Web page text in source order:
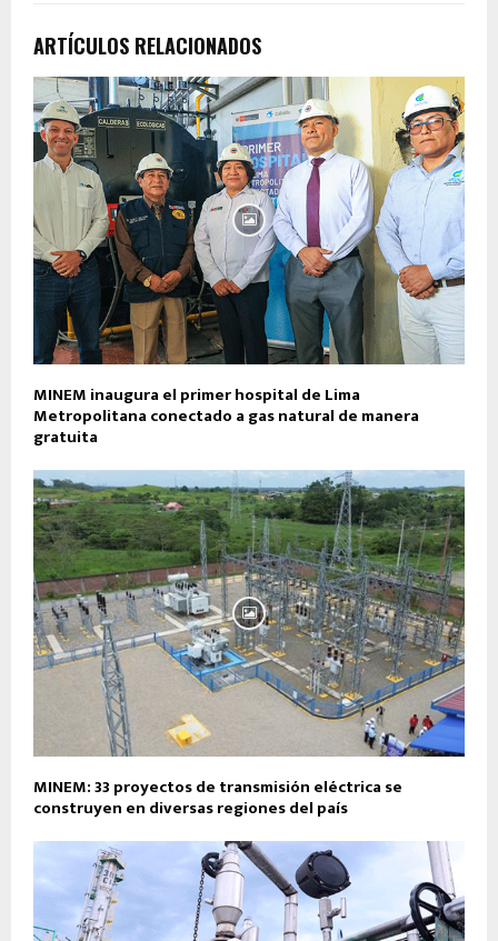
ARTÍCULOS RELACIONADOS
MINEM inaugura el primer hospital de Lima
Metropolitana conectado a gas natural de manera
gratuita
MINEM: 33 proyectos de transmisión eléctrica se
construyen en diversas regiones del país